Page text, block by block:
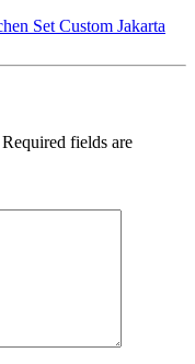
Set Custom Jakarta
Required fields are